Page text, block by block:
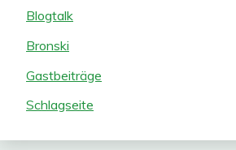
Blogtalk
Bronski
Gastbeiträge
Schlagseite